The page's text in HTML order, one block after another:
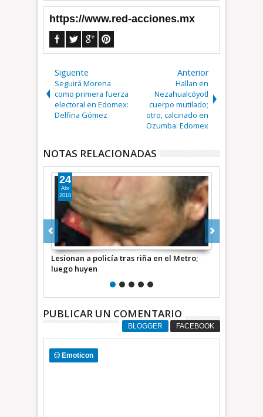
https://www.red-acciones.mx
Siguente
Seguirá Morena
como primera fuerza
electoral en Edomex:
Delfina Gómez
Anterior
Hallan en
Nezahualcóyotl
cuerpo mutilado;
otro, calcinado en
Ozumba: Edomex
NOTAS RELACIONADAS
a policía tras riña en el Metro;
Tras 5 policías heridos y 3
22
PUBLICAR UN COMENTARIO
BLOGGER FACEBOOK
Emoticon